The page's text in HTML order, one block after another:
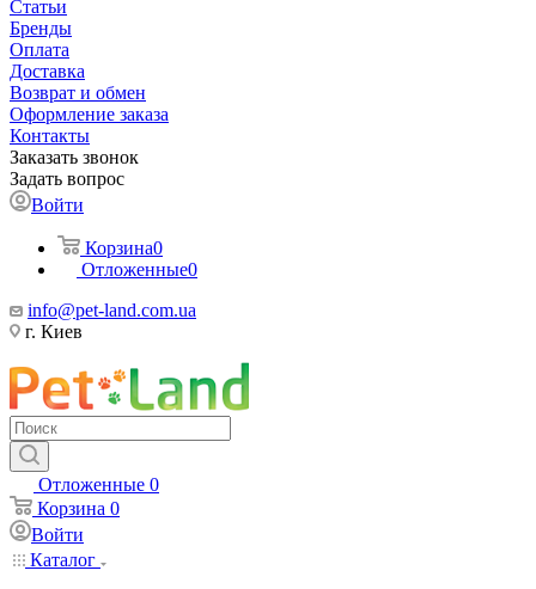
Статьи
Бренды
Оплата
Доставка
Возврат и обмен
Оформление заказа
Контакты
Заказать звонок
Задать вопрос
Войти
Корзина0
Отложенные0
info@pet-land.com.ua
г. Киев
Отложенные 0
Корзина 0
Войти
Каталог